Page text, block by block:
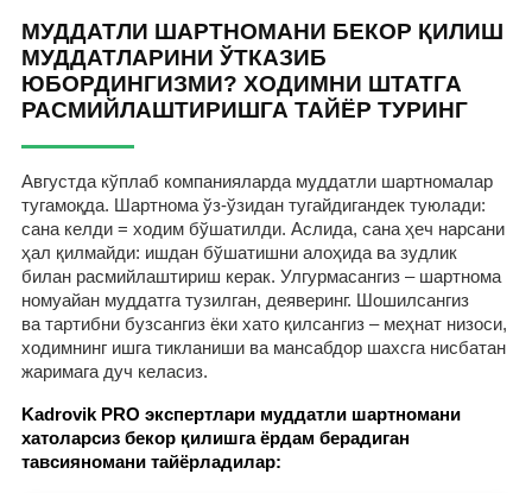
МУДДАТЛИ ШАРТНОМАНИ БЕКОР ҚИЛИШ
МУДДАТЛАРИНИ ЎТКАЗИБ
ЮБОРДИНГИЗМИ? ХОДИМНИ ШТАТГА
РАСМИЙЛАШТИРИШГА ТАЙЁР ТУРИНГ
Августда кўплаб компанияларда муддатли шартномалар
тугамоқда. Шартнома ўз-ўзидан тугайдигандек туюлади:
сана келди = ходим бўшатилди. Аслида, сана ҳеч нарсани
ҳал қилмайди: ишдан бўшатишни алоҳида ва зудлик
билан расмийлаштириш керак. Улгурмасангиз – шартнома
номуайан муддатга тузилган, деяверинг. Шошилсангиз
ва тартибни бузсангиз ёки хато қилсангиз – меҳнат низоси,
ходимнинг ишга тикланиши ва мансабдор шахсга нисбатан
жаримага дуч келасиз.
Kadrovik PRO экспертлари муддатли шартномани
хатоларсиз бекор қилишга ёрдам берадиган
тавсияномани тайёрладилар: